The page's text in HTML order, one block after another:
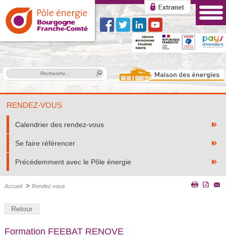
RENDEZ-VOUS
Calendrier des rendez-vous
Se faire référencer
Précédemment avec le Pôle énergie
Accueil > Rendez-vous
Retour
Formation FEEBAT RENOVE